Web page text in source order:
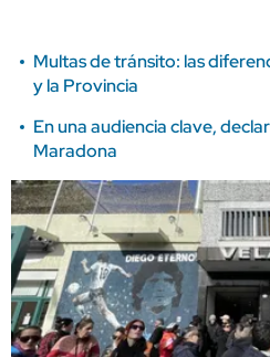
Multas de tránsito: las
y la Provincia
En una audiencia clave,
Maradona